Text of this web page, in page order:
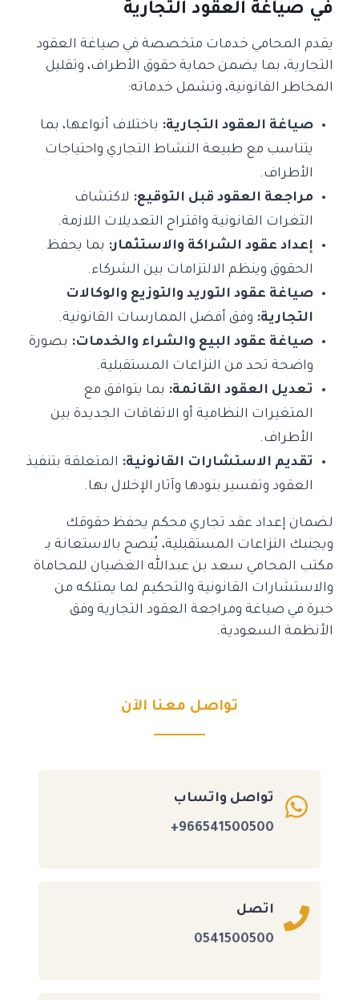
في صياغة العقود التجارية
يقدم المحامي خدمات متخصصة في صياغة العقود
التجارية، بما يضمن حماية حقوق الأطراف، وتقليل
المخاطر القانونية، وتشمل خدماته:
صياغة العقود التجارية: باختلاف أنواعها، بما
يتناسب مع طبيعة النشاط التجاري واحتياجات
الأطراف.
مراجعة العقود قبل التوقيع: لاكتشاف
الثغرات القانونية واقتراح التعديلات اللازمة.
إعداد عقود الشراكة والاستثمار: بما يحفظ
الحقوق وينظم الالتزامات بين الشركاء.
صياغة عقود التوريد والتوزيع والوكالات
التجارية: وفق أفضل الممارسات القانونية.
صياغة عقود البيع والشراء والخدمات: بصورة
واضحة تحد من النزاعات المستقبلية.
تعديل العقود القائمة: بما يتوافق مع
المتغيرات النظامية أو الاتفاقات الجديدة بين
الأطراف.
تقديم الاستشارات القانونية: المتعلقة بتنفيذ
العقود وتفسير بنودها وآثار الإخلال بها.
لضمان إعداد عقد تجاري محكم يحفظ حقوقك
ويجنبك النزاعات المستقبلية، يُنصح بالاستعانة بـ
مكتب المحامي سعد بن عبدالله الغضيان للمحاماة
والاستشارات القانونية والتحكيم لما يمتلكه من
خبرة في صياغة ومراجعة العقود التجارية وفق
الأنظمة السعودية.
تواصل معنا الآن
تواصل واتساب
966541500500+
اتصل
0541500500